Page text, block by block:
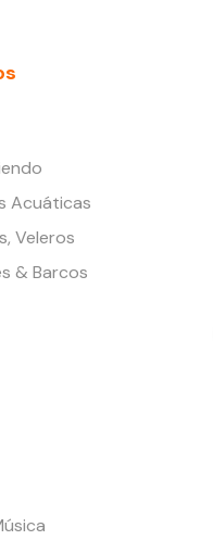
Acuáticas
Veleros
& Barcos